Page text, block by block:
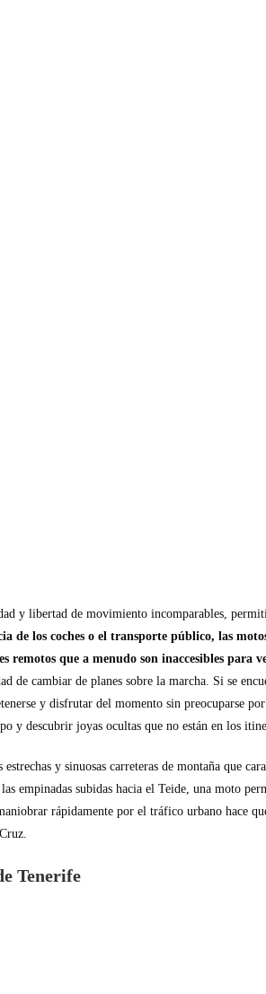
y libertad de movimiento incomparables,
de los coches o el transporte público, las
que a menudo son inaccesibles para
de cambiar de planes sobre la marcha. Si se
y disfrutar del momento sin preocuparse
y descubrir joyas ocultas que no están en los
y sinuosas carreteras de montaña que
empinadas subidas hacia el Teide, una moto
rápidamente por el tráfico urbano hace
Tenerife